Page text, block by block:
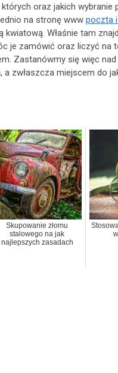
oraz jakich
na stronę www poczta
Właśnie tam
je zamówić oraz liczyć na
Zastanówmy się więc
zwłaszcza miejscem do
Skupowanie złomu
stalowego na jak
najlepszych zasadach